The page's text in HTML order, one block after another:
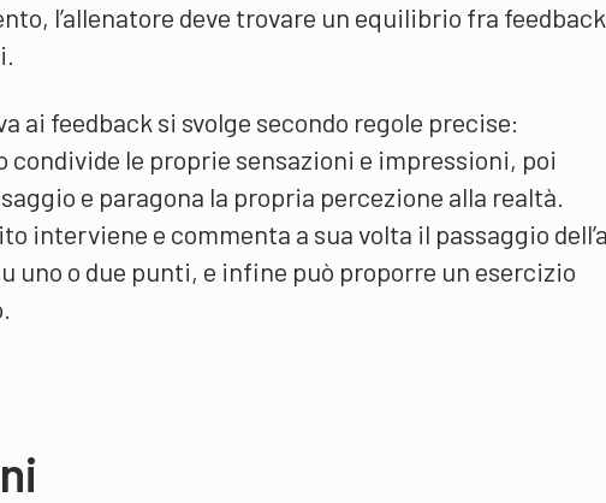
l’allenatore deve trovare un equilibrio fra feedback
ai feedback si svolge secondo regole precise:
condivide le proprie sensazioni e impressioni, poi
e paragona la propria percezione alla realtà.
interviene e commenta a sua volta il passaggio
uno o due punti, e infine può proporre un esercizio